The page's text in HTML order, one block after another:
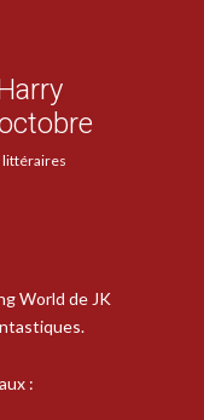
littéraires
World de JK
: